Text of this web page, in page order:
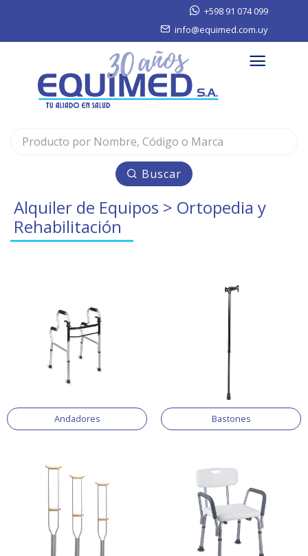
+598 91 074 099
info@equimed.com.uy
Buscar
Alquiler de Equipos > Ortopedia y
Rehabilitación
Andadores Bastones